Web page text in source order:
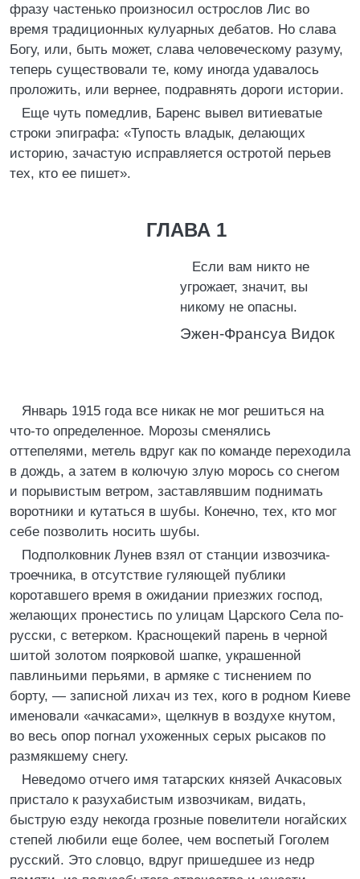
фразу частенько произносил острослов Лис во
время традиционных кулуарных дебатов. Но слава
Богу, или, быть может, слава человеческому разуму,
теперь существовали те, кому иногда удавалось
проложить, или вернее, подравнять дороги истории.
Еще чуть помедлив, Баренс вывел витиеватые
строки эпиграфа: «Тупость владык, делающих
историю, зачастую исправляется остротой перьев
тех, кто ее пишет».
ГЛАВА 1
Если вам никто не
угрожает, значит, вы
никому не опасны.
Эжен-Франсуа Видок
Январь 1915 года все никак не мог решиться на
что-то определенное. Морозы сменялись
оттепелями, метель вдруг как по команде переходила
в дождь, а затем в колючую злую морось со снегом
и порывистым ветром, заставлявшим поднимать
воротники и кутаться в шубы. Конечно, тех, кто мог
себе позволить носить шубы.
Подполковник Лунев взял от станции извозчика-
троечника, в отсутствие гуляющей публики
коротавшего время в ожидании приезжих господ,
желающих пронестись по улицам Царского Села по-
русски, с ветерком. Краснощекий парень в черной
шитой золотом поярковой шапке, украшенной
павлиньими перьями, в армяке с тиснением по
борту, — записной лихач из тех, кого в родном Киеве
именовали «ачкасами», щелкнув в воздухе кнутом,
во весь опор погнал ухоженных серых рысаков по
размякшему снегу.
Неведомо отчего имя татарских князей Ачкасовых
пристало к разухабистым извозчикам, видать,
быструю езду некогда грозные повелители ногайских
степей любили еще более, чем воспетый Гоголем
русский. Это словцо, вдруг пришедшее из недр